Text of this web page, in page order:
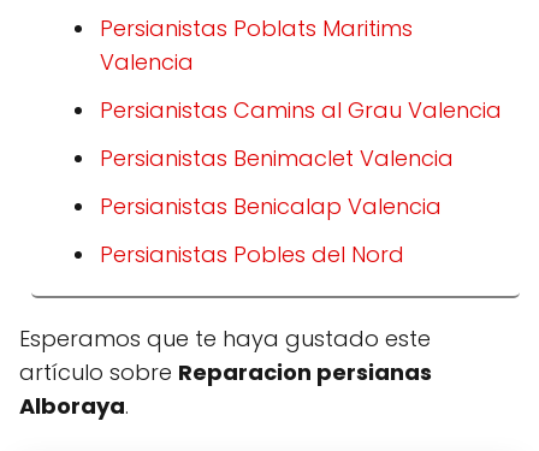
Persianistas Poblats Maritims
Valencia
Persianistas Camins al Grau Valencia
Persianistas Benimaclet Valencia
Persianistas Benicalap Valencia
Persianistas Pobles del Nord
Esperamos que te haya gustado este
artículo sobre Reparacion persianas
Alboraya.